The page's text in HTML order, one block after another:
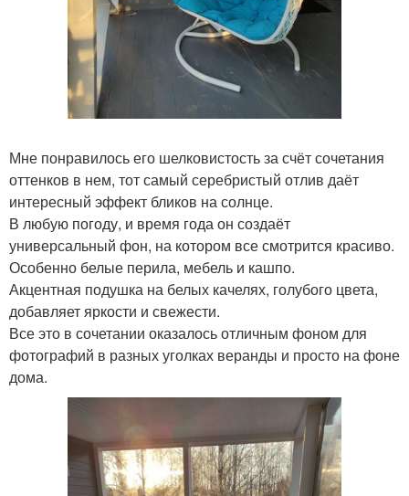
Мне понравилось его шелковистость за счёт сочетания
оттенков в нем, тот самый серебристый отлив даёт
интересный эффект бликов на солнце.
В любую погоду, и время года он создаёт
универсальный фон, на котором все смотрится красиво.
Особенно белые перила, мебель и кашпо.
Акцентная подушка на белых качелях, голубого цвета,
добавляет яркости и свежести.
Все это в сочетании оказалось отличным фоном для
фотографий в разных уголках веранды и просто на фоне
дома.